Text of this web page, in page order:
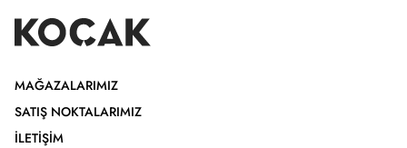
MAĞAZALARIMIZ
SATIŞ NOKTALARIMIZ
İLETIŞIM